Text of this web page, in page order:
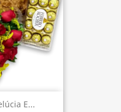
E...